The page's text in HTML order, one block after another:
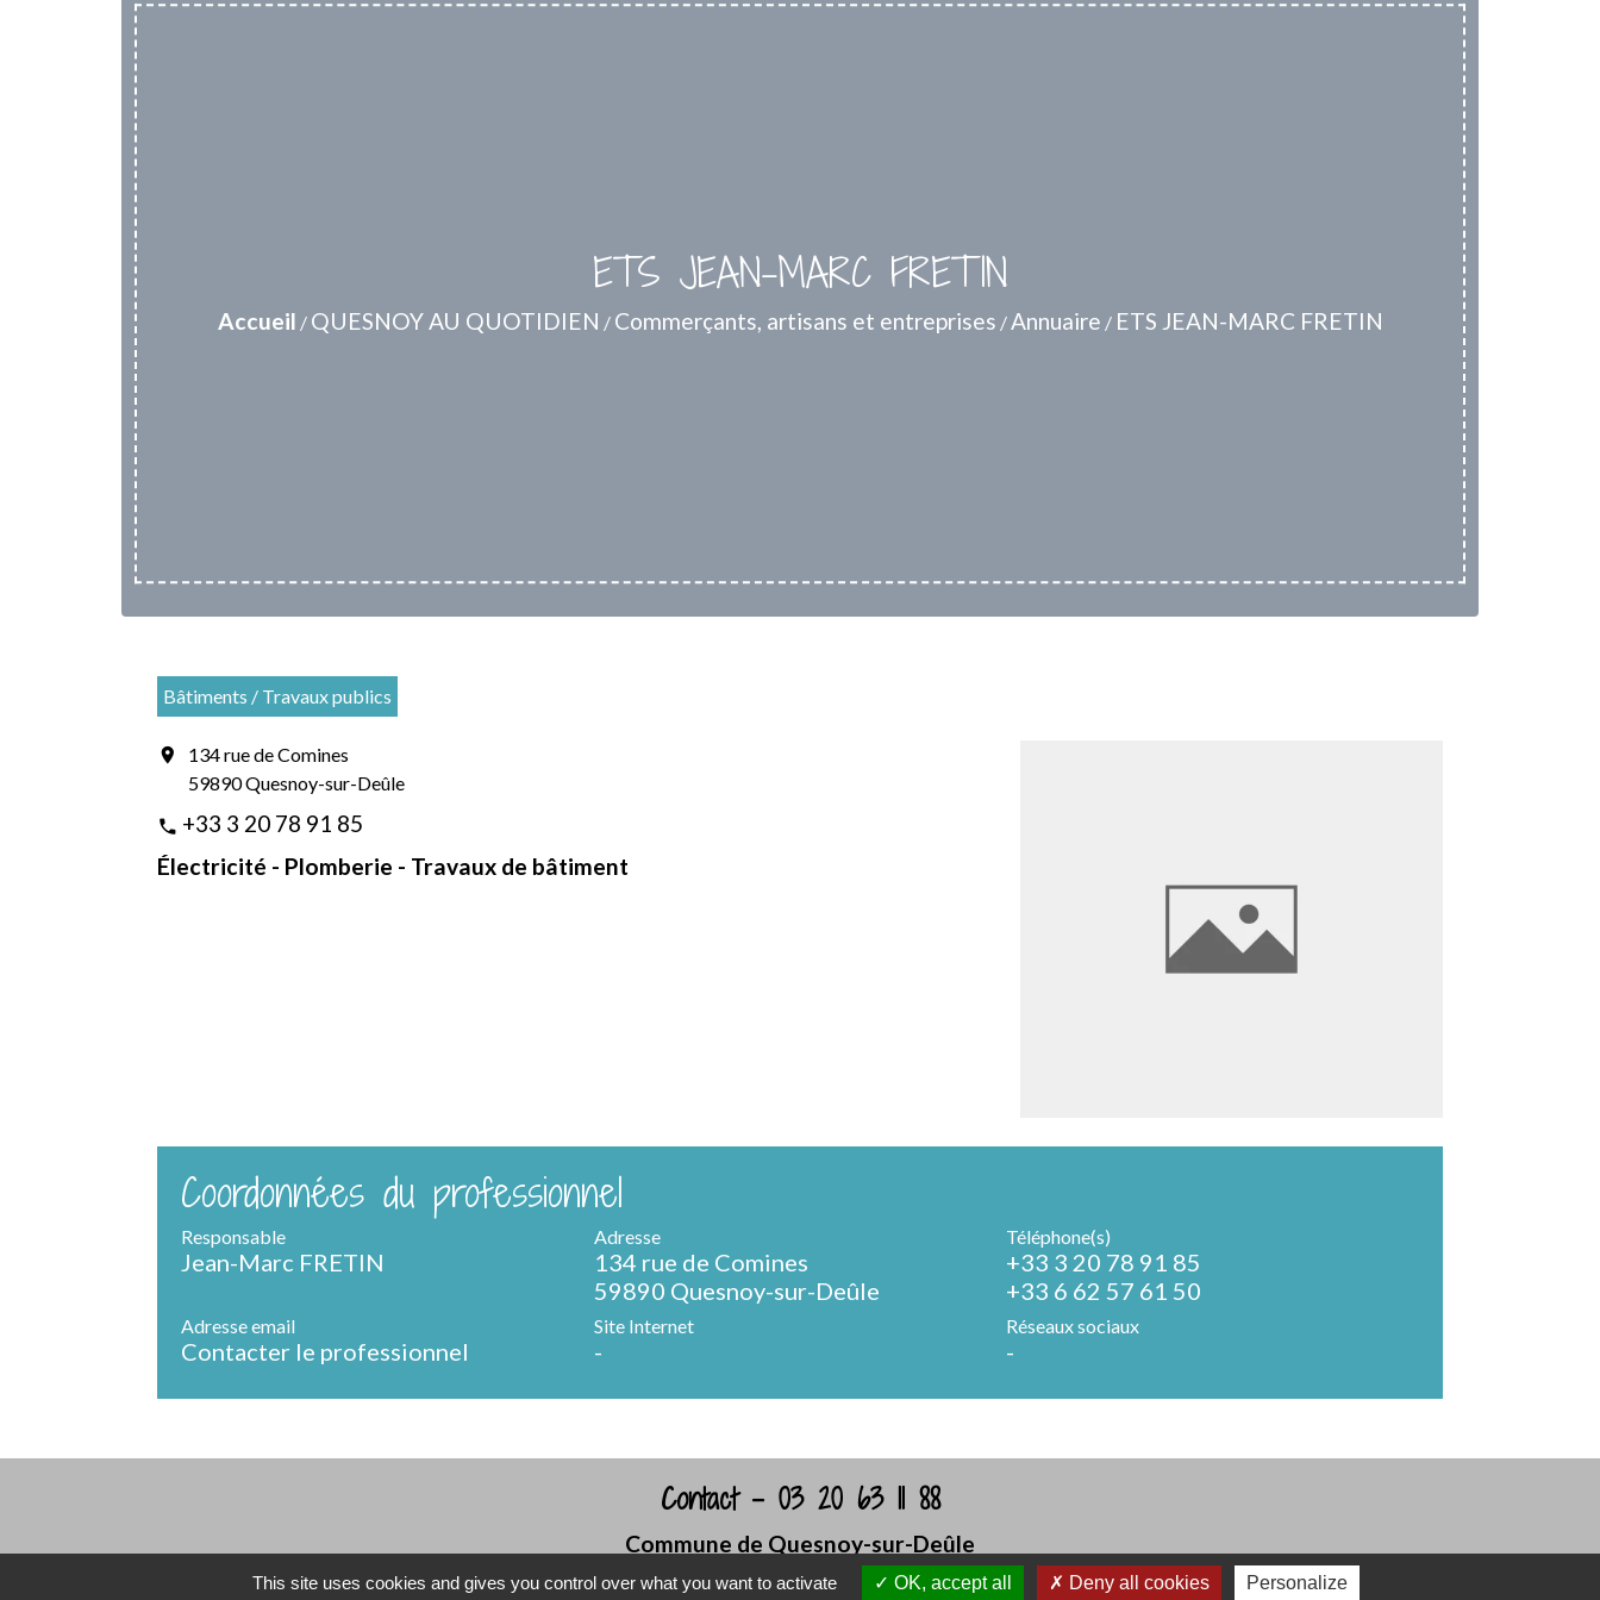
ETS JEAN-MARC FRETIN
Accueil / QUESNOY AU QUOTIDIEN / Commerçants, artisans et entreprises /Annuaire / ETS JEAN-MARC FRETIN
Bâtiments / Travaux publics
location_on
134 rue de Comines
59890 Quesnoy-sur-Deûle
phone +33 3 20 78 91 85
Électricité - Plomberie - Travaux de bâtiment
Coordonnées du professionnel
Responsable
Jean-Marc FRETIN
Adresse
134 rue de Comines
59890 Quesnoy-sur-Deûle
Téléphone(s)
+33 3 20 78 91 85
+33 6 62 57 61 50
Adresse email
Contacter le professionnel
Site Internet
-
Réseaux sociaux
-
Contact - 03 20 63 11 88
Commune de Quesnoy-sur-Deûle
Place du Général de Gaulle
This site uses cookies and gives you control over what you want to activate OK, accept all Deny all cookies Personalize